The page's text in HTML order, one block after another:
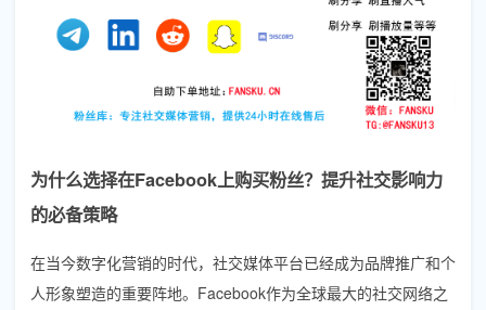
为什么选择在Facebook上购买粉丝？提升社交影响力
的必备策略
在当今数字化营销的时代，社交媒体平台已经成为品牌推广和个
人形象塑造的重要阵地。Facebook作为全球最大的社交网络之